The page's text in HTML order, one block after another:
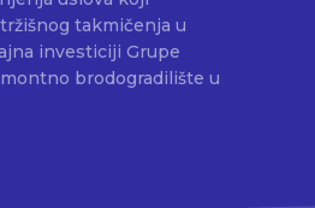
takmičenja u
brodogradilište u